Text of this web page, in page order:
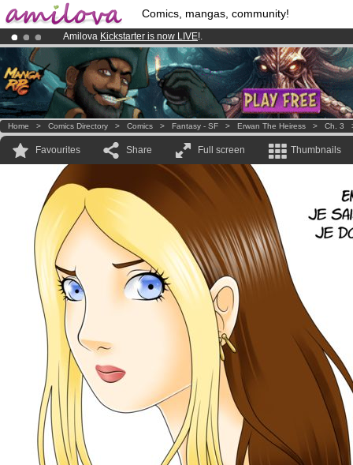
Comics, mangas, community!
Amilova Kickstarter is now LIVE!.
Already 100000membersand 1000comics & mangas!.
Premium membership from3.95 euros per month !Get membership
Home > Comics Directory > Comics > Fantasy - SF > Erwan The Heiress > Ch. 3
Favourites Share Full screen Thumbnails